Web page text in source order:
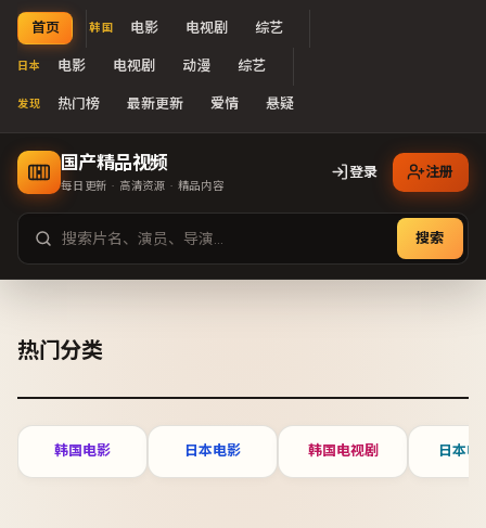
国产精品视频
每日更新 · 高清资源 · 精品内容
搜索
登录 注册
首页 韩国 电影 电视剧 综艺
日本 电影 电视剧 动漫 综艺
发现 热门榜 最新更新 爱情 悬疑
热门分类
韩国电影 日本电影 韩国电视剧 日本电